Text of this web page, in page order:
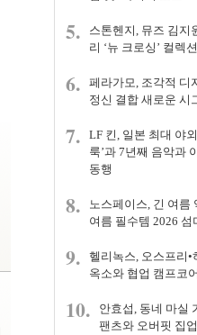
5.
스톤헨지, 뮤즈 김지
리 ‘뉴 크로싱’ 컬렉
6.
페라가모, 조각적 디
정신 결합 새로운 시
7.
LF 킨, 일본 최대 야
룩’과 7년째 음악과
동행
8.
노스페이스, 긴 여름
여름 필수템 2026
9.
헬리녹스, 오스프리•
옥소와 협업 캠프코
10.
안효섭, 동네 마실
팬츠와 오버핏 집